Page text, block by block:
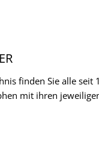
finden Sie alle seit
mit ihren